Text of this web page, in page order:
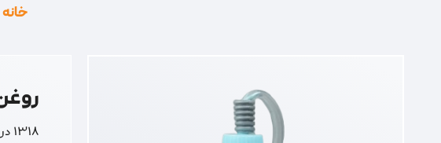
خانه
1318 در انبار